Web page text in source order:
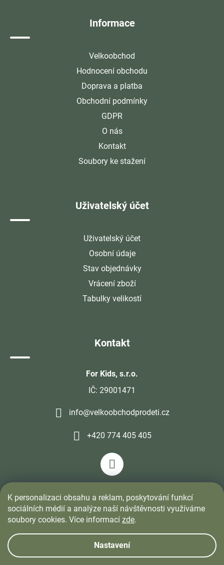
K personalizaci obsahu a reklam, poskytování funkcí
sociálních médií a analýze naší návštěvnosti využíváme
soubory cookies. Více informací zde.
Nastavení
Informace
Velkoobchod
Hodnocení obchodu
Doprava a platba
Obchodní podmínky
GDPR
O nás
Kontakt
Soubory ke stažení
Uživatelský účet
Uživatelský účet
Osobní údaje
Stav objednávky
Vrácení zboží
Tabulky velikostí
Kontakt
For Kids, s.r.o.
IČ: 29001471
info@velkoobchodprodeti.cz
+420 774 405 405